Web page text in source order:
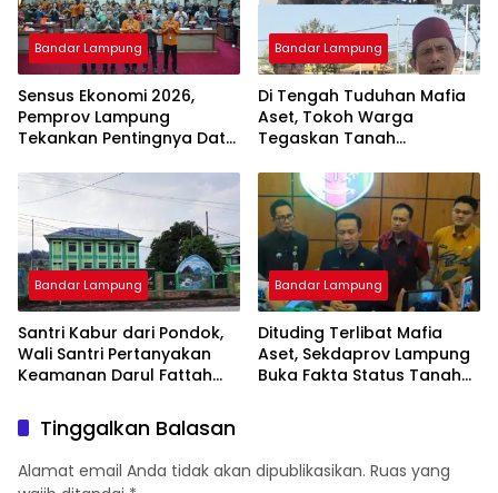
Bandar Lampung
Sensus Ekonomi 2026,
Pemprov Lampung
Tekankan Pentingnya Data
Tepat Sasaran
Bandar Lampung
Di Tengah Tuduhan Mafia
Aset, Tokoh Warga
Tegaskan Tanah
Kini Dibangun SPBU Haji
Suef
Bandar Lampung
Santri Kabur dari Pondok,
Wali Santri Pertanyakan
Keamanan Darul Fattah
Bandar Lampung
Dituding Terlibat Mafia
Aset, Sekdaprov Lampung
Buka Fakta Status Tanah
Tinggalkan Balasan
Alamat email Anda tidak akan dipublikasikan. Ruas yang